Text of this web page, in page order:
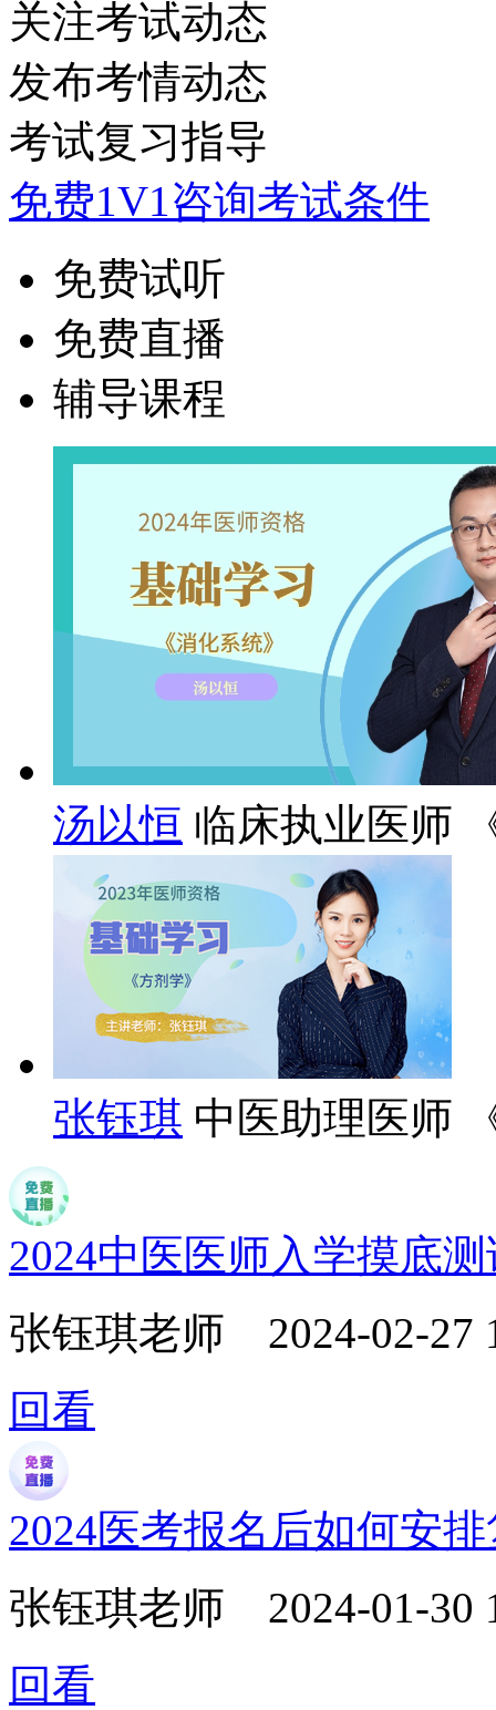
关注考试动态
发布考情动态
考试复习指导
免费1V1咨询考试条件
免费试听
免费直播
辅导课程
汤以恒 临床执业医师
张钰琪 中医助理医师
2024中医医师入学摸底
张钰琪老师 2024-02-27
回看
2024医考报名后如何安
张钰琪老师 2024-01-30
回看